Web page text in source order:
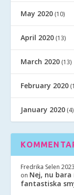
May 2020 (10)
April 2020 (13)
March 2020 (13)
February 2020
January 2020 (4)
Fredrika Selen
on Nej, nu
fantastiska